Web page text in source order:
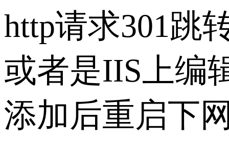
http请求301跳
或者是IIS上编
添加后重启下